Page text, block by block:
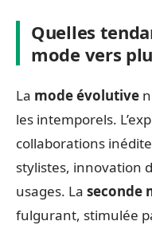
Quelles
mode vers
La mode évolutive
les intemporels.
collaborations
stylistes, innovation
usages. La seconde
fulgurant, stimulée